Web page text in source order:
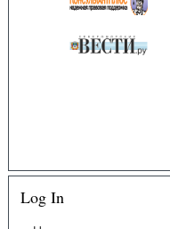
Log In